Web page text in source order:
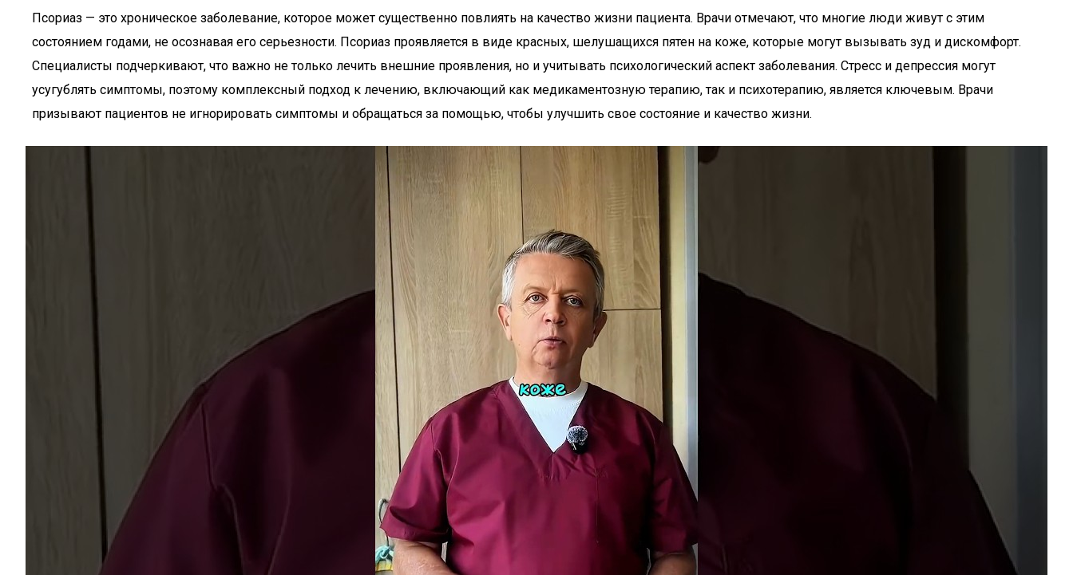
Псориаз — это хроническое заболевание, которое может существенно повлиять на качество жизни пациента. Врачи отмечают, что многие люди живут с этим
состоянием годами, не осознавая его серьезности. Псориаз проявляется в виде красных, шелушащихся пятен на коже, которые могут вызывать зуд и дискомфорт.
Специалисты подчеркивают, что важно не только лечить внешние проявления, но и учитывать психологический аспект заболевания. Стресс и депрессия могут
усугублять симптомы, поэтому комплексный подход к лечению, включающий как медикаментозную терапию, так и психотерапию, является ключевым. Врачи
призывают пациентов не игнорировать симптомы и обращаться за помощью, чтобы улучшить свое состояние и качество жизни.